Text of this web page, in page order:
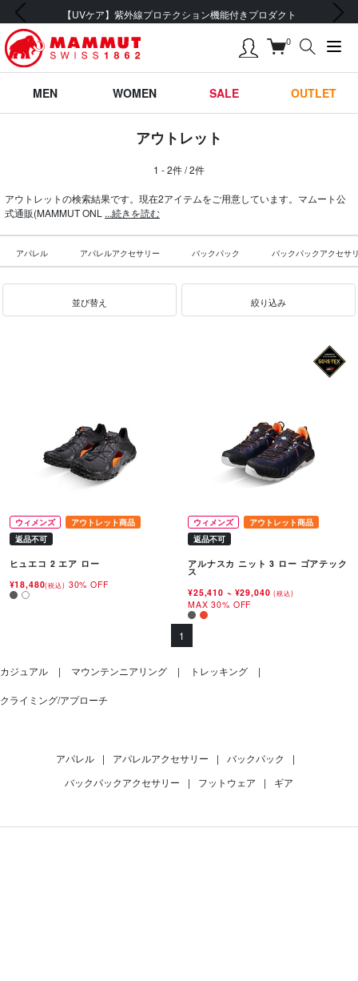
【UVケア】紫外線プロテクション機能付きプロダクト
前の画像 次の画像
0
MEN WOMEN SALE OUTLET
アウトレット
1 - 2件 / 2件
アウトレットの検索結果です。現在2アイテムをご用意しています。マムート公
式通販(MAMMUT ONL ...続きを読む
アパレル アパレルアクセサリー バックパック バックパックアクセサ
並び替え 絞り込み
ウィメンズ
アウトレット商品
返品不可
ヒュエコ 2 エア ロー
¥18,480(税込) 30% OFF
ウィメンズ
アウトレット商品
返品不可
アルナスカ ニット 3 ロー ゴアテック
ス
¥25,410 ~ ¥29,040(税込)
MAX 30% OFF
1
カジュアル マウンテンニアリング トレッキング
クライミング/アプローチ
アパレル | アパレルアクセサリー | バックパック
|
バックパックアクセサリー
| フットウェア | ギア